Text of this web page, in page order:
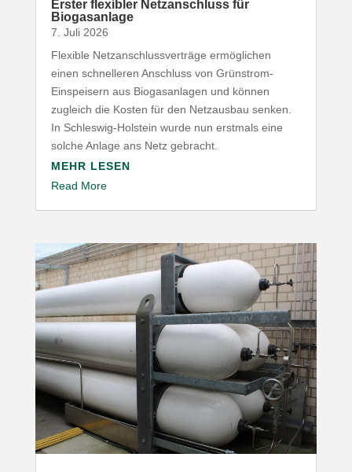
Erster flexibler Netz­an­schluss für
Biogasanlage
7. Juli 2026
Flexible Netz­an­schluss­ver­träge ermög­lichen
einen schnel­leren Anschluss von Grünstrom-​
Einspeisern aus Biogas­an­lagen und können
zugleich die Kosten für den Netz­ausbau senken.
In Schleswig-​Holstein wurde nun erstmals eine
solche Anlage ans Netz gebracht.
MEHR LESEN
Read More